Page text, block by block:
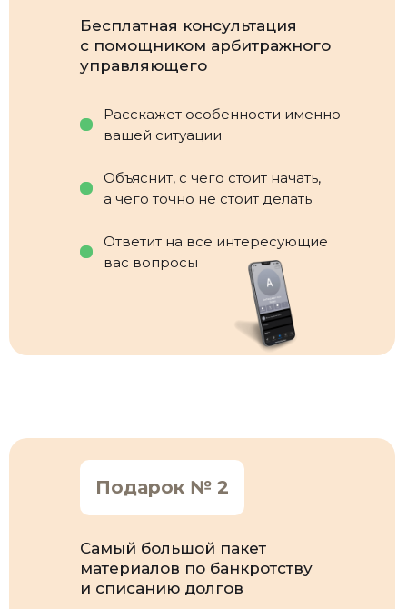
Бесплатная консультация
с помощником арбитражного
управляющего
Подарок № 2
Самый большой пакет
материалов по банкротству
и списанию долгов
Расскажет особенности именно
вашей ситуации
Ответит на все интересующие
вас вопросы
Объяснит, с чего стоит начать,
а чего точно не стоит делать